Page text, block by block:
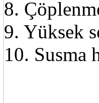
8.
9. Yüksek
10. Susma